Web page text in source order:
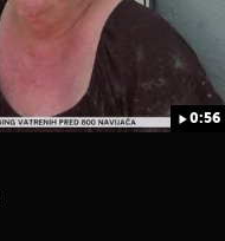
0:56